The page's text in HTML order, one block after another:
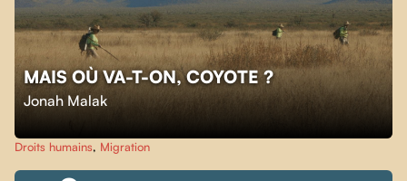
MAIS OÙ VA-T-ON, COYOTE ?
Jonah Malak
Droits humains, Migration